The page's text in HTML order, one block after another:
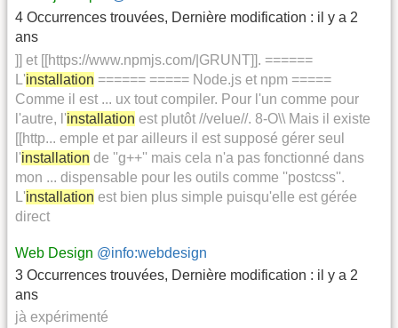
4 Occurrences trouvées, Dernière modification : il y a 2
ans
]] et [[https://www.npmjs.com/|GRUNT]]. ======
L'installation ====== ===== Node.js et npm =====
Comme il est ... ux tout compiler. Pour l'un comme pour
l'autre, l'installation est plutôt //velue//. 8-O\\ Mais il existe
[[http... emple et par ailleurs il est supposé gérer seul
l'installation de ''g++'' mais cela n'a pas fonctionné dans
mon ... dispensable pour les outils comme ''postcss''.
L'installation est bien plus simple puisqu'elle est gérée
direct
Web Design @info:webdesign
3 Occurrences trouvées, Dernière modification : il y a 2
ans
jà expérimenté